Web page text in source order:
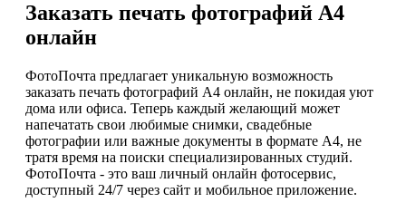
Заказать печать фотографий А4
онлайн
ФотоПочта предлагает уникальную возможность
заказать печать фотографий А4 онлайн, не покидая уют
дома или офиса. Теперь каждый желающий может
напечатать свои любимые снимки, свадебные
фотографии или важные документы в формате А4, не
тратя время на поиски специализированных студий.
ФотоПочта - это ваш личный онлайн фотосервис,
доступный 24/7 через сайт и мобильное приложение.